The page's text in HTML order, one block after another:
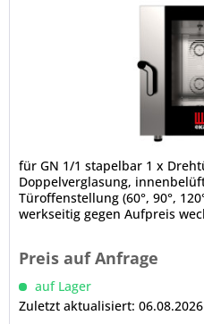
für GN 1/1 stapelbar 1 x
Doppelverglasung,
Türoffenstellung (60°, 90°,
werkseitig gegen Aufpreis
Preis auf Anfrage
auf Lager
Zuletzt aktualisiert: